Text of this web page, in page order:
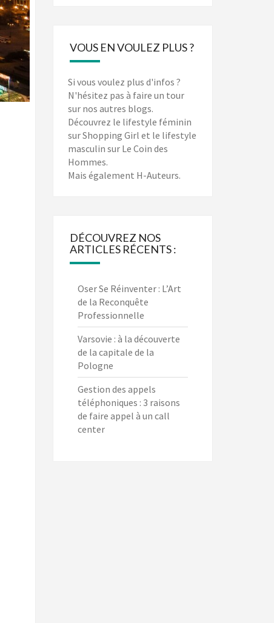
VOUS EN VOULEZ PLUS ?
Si vous voulez plus d'infos ?
N'hésitez pas à faire un tour
sur nos autres blogs.
Découvrez le lifestyle féminin
surShopping Girl et le lifestyle
masculin sur Le Coin des
Hommes.
Mais également H-Auteurs.
DÉCOUVREZ NOS
ARTICLES RÉCENTS :
Oser Se Réinventer : L’Art
de la Reconquête
Professionnelle
Varsovie : à la découverte
de la capitale de la
Pologne
Gestion des appels
téléphoniques : 3 raisons
de faire appel à un call
center